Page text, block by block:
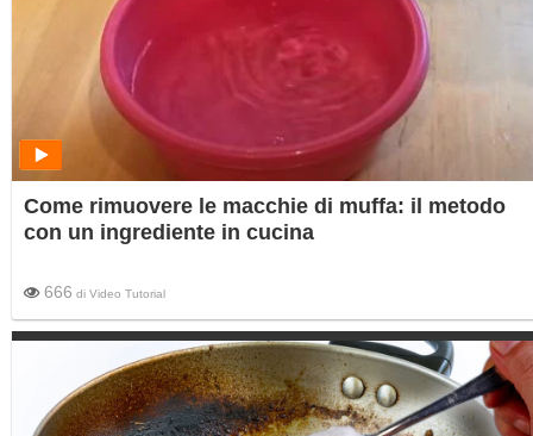
Come rimuovere le macchie di muffa: il metodo
con un ingrediente in cucina
666 di Video Tutorial